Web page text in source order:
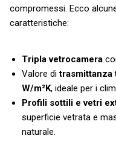
compromessi. Ecco
caratteristiche:
Tripla vetrocamera
Valore ditrasmittanza
W/m²K, ideale per i
Profili sottili e vetri
superficie vetrata e
naturale.